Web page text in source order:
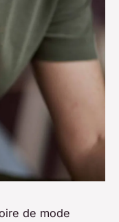
de mode